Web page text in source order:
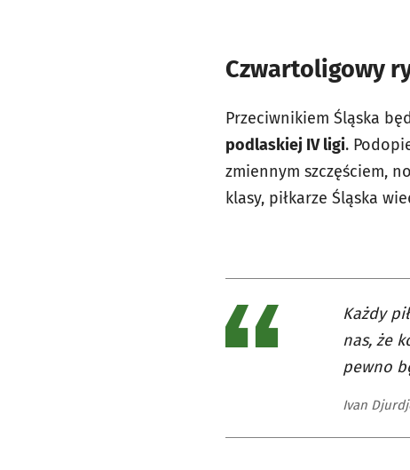
Czwartoligowy
Przeciwnikiem Śląska
podlaskiej IV ligi.
zmiennym szczęściem,
klasy, piłkarze Śląska
Każdy
nas, że
pewno
Ivan